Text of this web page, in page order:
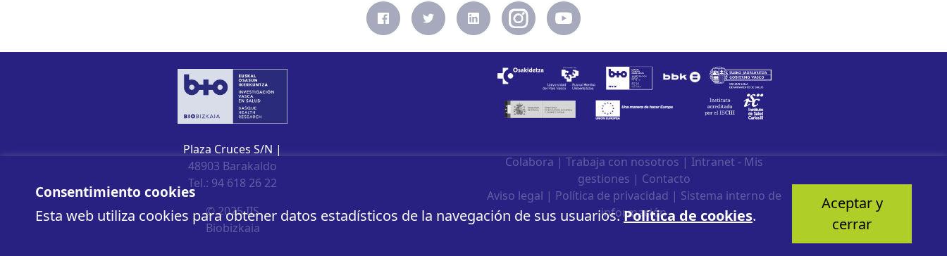
Plaza Cruces S/N |
48903 Barakaldo
Tel.: 94 618 26 22
© 2025 IIS
Biobizkaia
Consentimiento cookies
Esta web utiliza cookies para obtener datos estadísticos de la navegación de sus usuarios.Política de cookies.
Aceptar y
cerrar
Colabora | Trabaja con nosotros | Intranet - Mis
gestiones | Contacto
Aviso legal | Política de privacidad | Sistema interno de
información